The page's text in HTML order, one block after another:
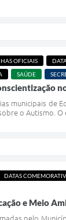
OFICIAIS
SAÚDE
municipais de
o Autismo.
DATAS
e Meio
pelo